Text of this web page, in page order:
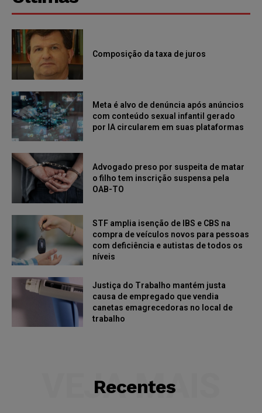
Composição da taxa de juros
Meta é alvo de denúncia após anúncios
com conteúdo sexual infantil gerado
por IA circularem em suas plataformas
Advogado preso por suspeita de matar
o filho tem inscrição suspensa pela
OAB-TO
STF amplia isenção de IBS e CBS na
compra de veículos novos para pessoas
com deficiência e autistas de todos os
níveis
Justiça do Trabalho mantém justa
causa de empregado que vendia
canetas emagrecedoras no local de
trabalho
Recentes
VEJA MAIS